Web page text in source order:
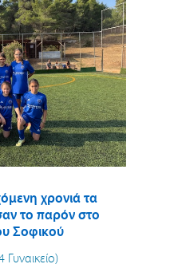
χρονιά τα
το παρόν στο
Σοφικού